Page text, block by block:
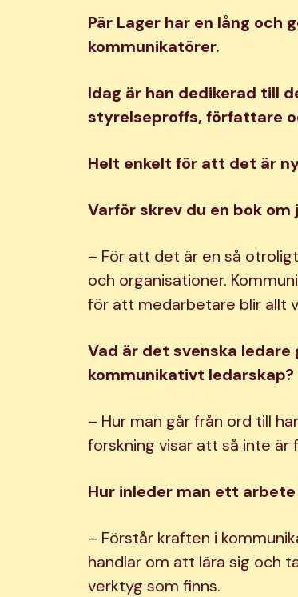
Pär Lager har en lång och
kommunikatörer.
Idag är han dedikerad till
styrelseproffs, författare
Helt enkelt för att det är
Varför skrev du en bok
– För att det är en så
och organisationer.
för att medarbetare blir allt
Vad är det svenska
kommunikativt ledarskap?
– Hur man går från ord till
forskning visar att så inte är
Hur inleder man ett
– Förstår kraften i
handlar om att lära sig och
verktyg som finns.